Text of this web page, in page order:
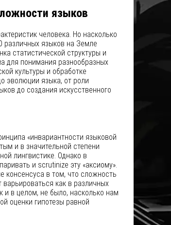
языков
человека. Но насколько
различных языков на Земле
статистической структуры и
для понимания разнообразных
культуры и обработке
эволюции языка, от роли
до создания искусственного
«инвариантности языковой
и в значительной степени
лингвистике. Однако в
и scrutinize эту «аксиому».
консенсуса в том, что сложность
как в различных
и в целом, не было, насколько нам
оценки гипотезы равной